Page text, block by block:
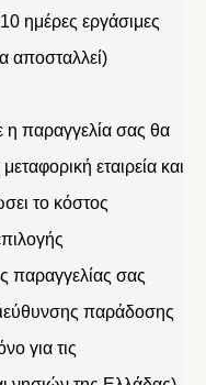
εργάσιμες
αποσταλλεί)
η παραγγελία σας θα
εταιρεία και
το κόστος
παραγγελίας σας
παράδοσης
για τις